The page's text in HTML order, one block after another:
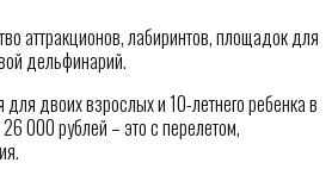
аттракционов, лабиринтов, площадок для
дельфинарий.
двоих взрослых и 10-летнего ребенка в
000 рублей – это с перелетом,